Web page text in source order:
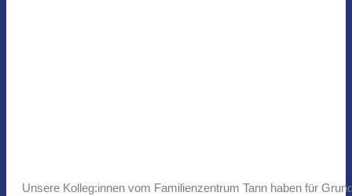
Unsere Kolleg:innen vom Familienzentrum Tann haben für